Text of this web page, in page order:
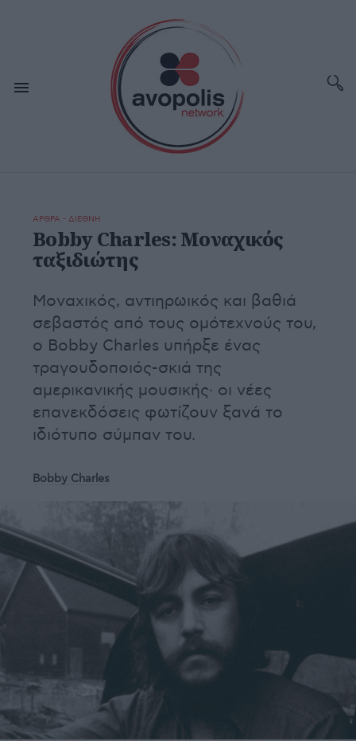
ΑΡΘΡΑ - ΔΙΕΘΝΗ
Bobby Charles: Μοναχικός
ταξιδιώτης
Μοναχικός, αντιηρωικός και βαθιά
σεβαστός από τους ομότεχνούς του,
ο Bobby Charles υπήρξε ένας
τραγουδοποιός-σκιά της
αμερικανικής μουσικής· οι νέες
επανεκδόσεις φωτίζουν ξανά το
ιδιότυπο σύμπαν του.
Bobby Charles